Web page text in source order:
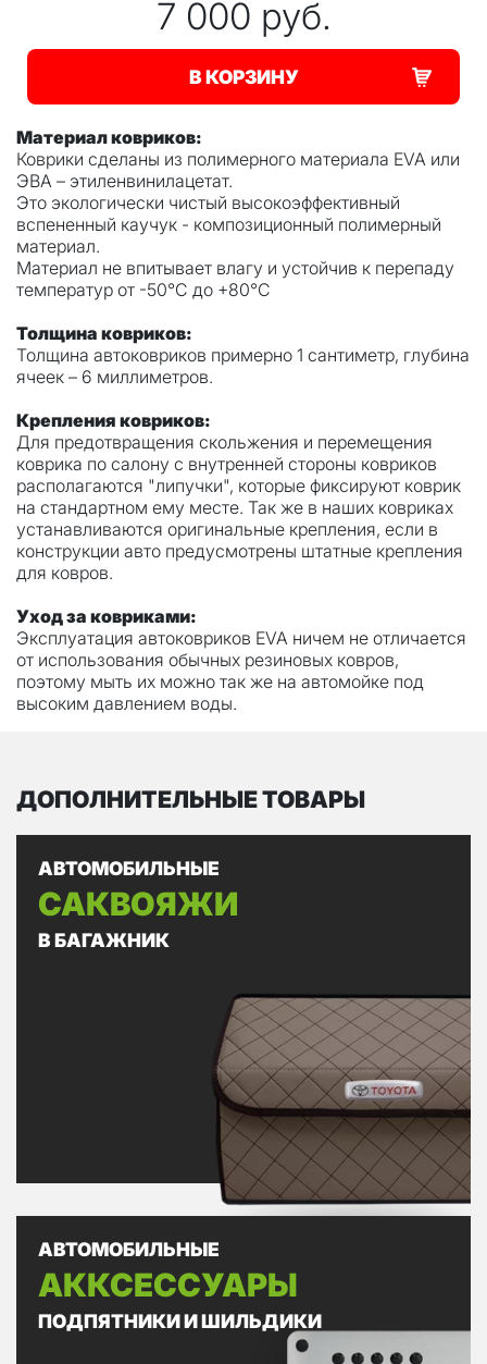
7 000 руб.
В КОРЗИНУ
Материал ковриков:
Коврики сделаны из полимерного материала EVA или
ЭВА – этиленвинилацетат.
Это экологически чистый высокоэффективный
вспененный каучук - композиционный полимерный
материал.
Материал не впитывает влагу и устойчив к перепаду
температур от -50°С до +80°С
Толщина ковриков:
Толщина автоковриков примерно 1 сантиметр, глубина
ячеек – 6 миллиметров.
Крепления ковриков:
Для предотвращения скольжения и перемещения
коврика по салону с внутренней стороны ковриков
располагаются "липучки", которые фиксируют коврик
на стандартном ему месте. Так же в наших ковриках
устанавливаются оригинальные крепления, если в
конструкции авто предусмотрены штатные крепления
для ковров.
Уход за ковриками:
Эксплуатация автоковриков EVA ничем не отличается
от использования обычных резиновых ковров,
поэтому мыть их можно так же на автомойке под
высоким давлением воды.
ДОПОЛНИТЕЛЬНЫЕ ТОВАРЫ
АВТОМОБИЛЬНЫЕ
САКВОЯЖИ
В БАГАЖНИК
АВТОМОБИЛЬНЫЕ
АККСЕССУАРЫ
ПОДПЯТНИКИ И ШИЛЬДИКИ